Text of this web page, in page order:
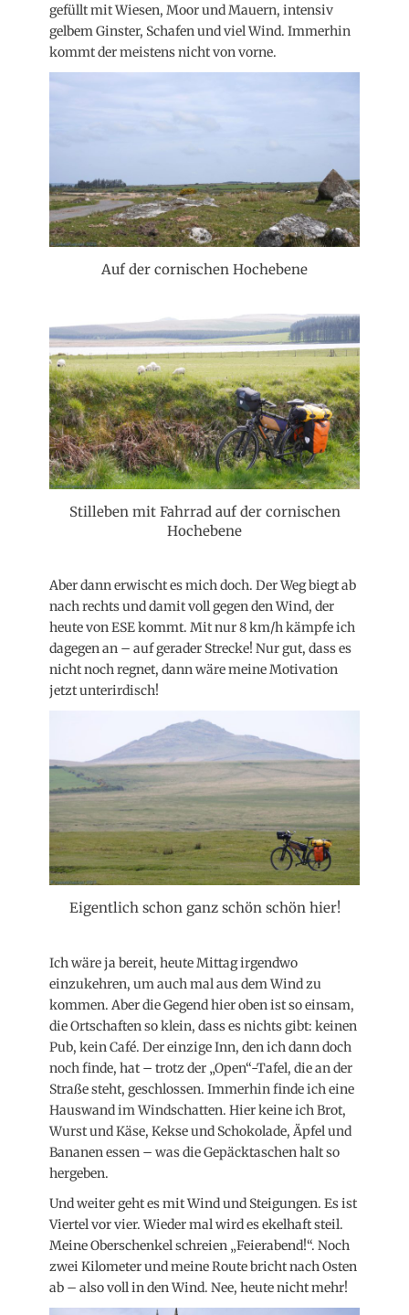
gefüllt mit Wiesen, Moor und Mauern, intensiv
gelbem Ginster, Schafen und viel Wind. Immerhin
kommt der meistens nicht von vorne.
Auf der cornischen Hochebene
Stilleben mit Fahrrad auf der cornischen
Hochebene
Aber dann erwischt es mich doch. Der Weg biegt ab
nach rechts und damit voll gegen den Wind, der
heute von ESE kommt. Mit nur 8 km/h kämpfe ich
dagegen an – auf gerader Strecke! Nur gut, dass es
nicht noch regnet, dann wäre meine Motivation
jetzt unterirdisch!
Eigentlich schon ganz schön schön hier!
Ich wäre ja bereit, heute Mittag irgendwo
einzukehren, um auch mal aus dem Wind zu
kommen. Aber die Gegend hier oben ist so einsam,
die Ortschaften so klein, dass es nichts gibt: keinen
Pub, kein Café. Der einzige Inn, den ich dann doch
noch finde, hat – trotz der „Open“-Tafel, die an der
Straße steht, geschlossen. Immerhin finde ich eine
Hauswand im Windschatten. Hier keine ich Brot,
Wurst und Käse, Kekse und Schokolade, Äpfel und
Bananen essen – was die Gepäcktaschen halt so
hergeben.
Und weiter geht es mit Wind und Steigungen. Es ist
Viertel vor vier. Wieder mal wird es ekelhaft steil.
Meine Oberschenkel schreien „Feierabend!“. Noch
zwei Kilometer und meine Route bricht nach Osten
ab – also voll in den Wind. Nee, heute nicht mehr!